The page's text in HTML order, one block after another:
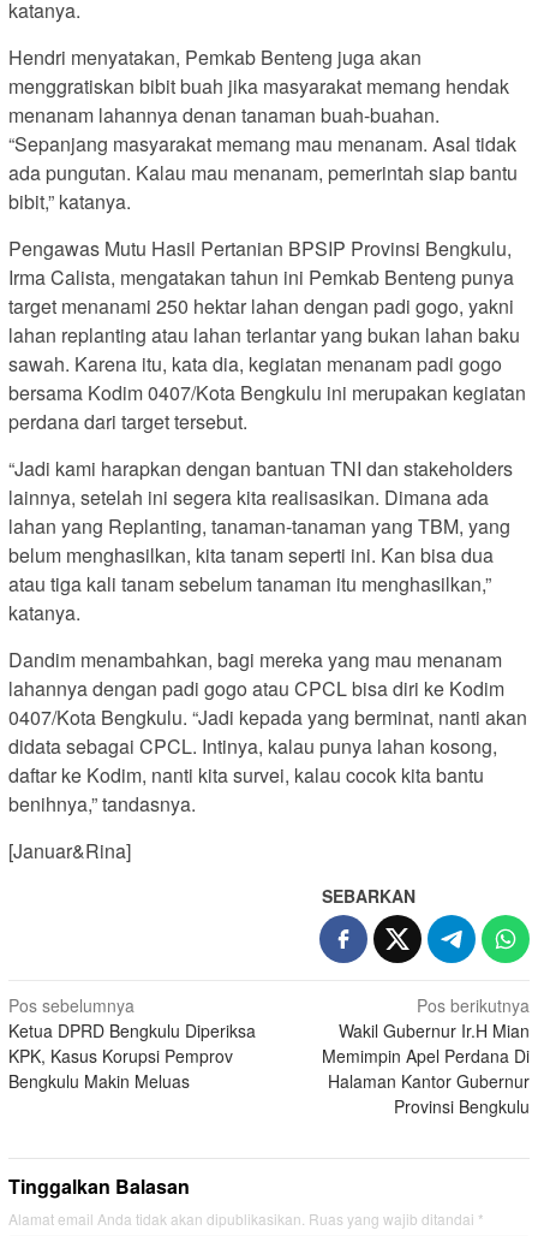
katanya.
Hendri menyatakan, Pemkab Benteng juga akan
menggratiskan bibit buah jika masyarakat memang hendak
menanam lahannya denan tanaman buah-buahan.
“Sepanjang masyarakat memang mau menanam. Asal tidak
ada pungutan. Kalau mau menanam, pemerintah siap bantu
bibit,” katanya.
Pengawas Mutu Hasil Pertanian BPSIP Provinsi Bengkulu,
Irma Calista, mengatakan tahun ini Pemkab Benteng punya
target menanami 250 hektar lahan dengan padi gogo, yakni
lahan replanting atau lahan terlantar yang bukan lahan baku
sawah. Karena itu, kata dia, kegiatan menanam padi gogo
bersama Kodim 0407/Kota Bengkulu ini merupakan kegiatan
perdana dari target tersebut.
“Jadi kami harapkan dengan bantuan TNI dan stakeholders
lainnya, setelah ini segera kita realisasikan. Dimana ada
lahan yang Replanting, tanaman-tanaman yang TBM, yang
belum menghasilkan, kita tanam seperti ini. Kan bisa dua
atau tiga kali tanam sebelum tanaman itu menghasilkan,”
katanya.
Dandim menambahkan, bagi mereka yang mau menanam
lahannya dengan padi gogo atau CPCL bisa diri ke Kodim
0407/Kota Bengkulu. “Jadi kepada yang berminat, nanti akan
didata sebagai CPCL. Intinya, kalau punya lahan kosong,
daftar ke Kodim, nanti kita survei, kalau cocok kita bantu
benihnya,” tandasnya.
[Januar&Rina]
SEBARKAN
Navigasi
pos
Pos sebelumnya
Ketua DPRD Bengkulu Diperiksa
KPK, Kasus Korupsi Pemprov
Bengkulu Makin Meluas
Pos berikutnya
Wakil Gubernur Ir.H Mian
Memimpin Apel Perdana Di
Halaman Kantor Gubernur
Provinsi Bengkulu
Tinggalkan Balasan
Alamat email Anda tidak akan dipublikasikan. Ruas yang wajib ditandai *